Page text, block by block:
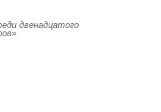
двенадцатого